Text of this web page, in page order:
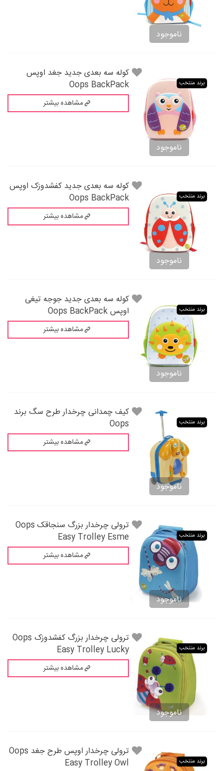
ناموجود
برند منتخب
ناموجود
کوله سه بعدی جدید جغد اوپس
Oops BackPack
مشاهده بیشتر
برند منتخب
ناموجود
کوله سه بعدی جدید کفشدوزک اوپس
Oops BackPack
مشاهده بیشتر
برند منتخب
ناموجود
کوله سه بعدی جدید جوجه تیغی
اوپس Oops BackPack
مشاهده بیشتر
برند منتخب
ناموجود
کیف چمدانی چرخدار طرح سگ برند
Oops
مشاهده بیشتر
برند منتخب
ناموجود
ترولی چرخدار بزرگ سنجاقک Oops
Easy Trolley Esme
مشاهده بیشتر
برند منتخب
ناموجود
ترولی چرخدار بزرگ کفشدوزک Oops
Easy Trolley Lucky
مشاهده بیشتر
برند منتخب
ترولی چرخدار اوپس طرح جغد Oops
Easy Trolley Owl